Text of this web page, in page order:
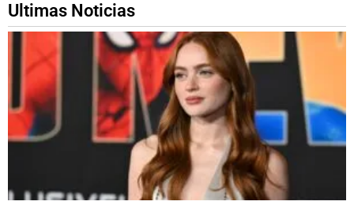
Ultimas Noticias